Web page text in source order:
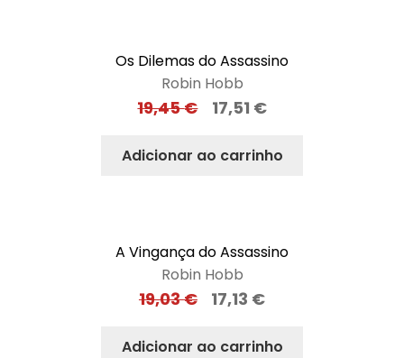
Os Dilemas do Assassino
Robin Hobb
19,45€ 17,51 €
Adicionar ao carrinho
A Vingança do Assassino
Robin Hobb
19,03€ 17,13 €
Adicionar ao carrinho